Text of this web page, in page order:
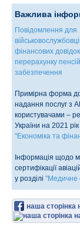
Важлива
Повідомлення для
фінансових
перерахунку
забезпечення
Примірна форма
надання послуг з
користувачами –
України на 2021 рік
"Економіка та
Інформація щодо
сертифікації
у розділі "Медичне
наша сторінка